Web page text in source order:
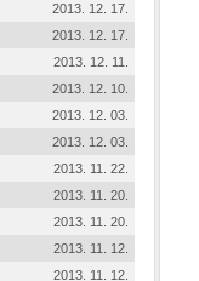
2013. 12. 17.
2013. 12. 17.
2013. 12. 11.
2013. 12. 10.
2013. 12. 03.
2013. 12. 03.
2013. 11. 22.
2013. 11. 20.
2013. 11. 20.
2013. 11. 12.
2013. 11. 12.